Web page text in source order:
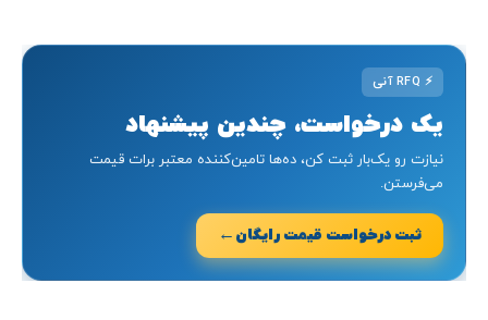
⚡
یک درخواست، چندین پیشنهاد
نیازت رو یک‌بار ثبت کن، ده‌ها تامین‌کننده معتبر برات قیمت
می‌فرستن.
ثبت درخواست قیمت رایگان ←